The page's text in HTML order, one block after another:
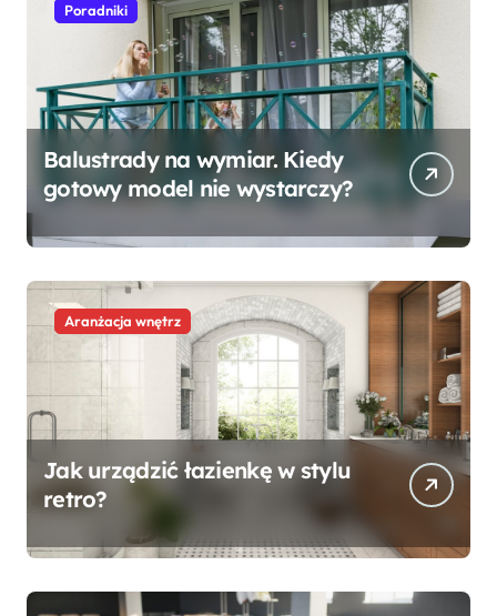
Poradniki
Balustrady na wymiar. Kiedy
gotowy model nie wystarczy?
Aranżacja wnętrz
Jak urządzić łazienkę w stylu
retro?